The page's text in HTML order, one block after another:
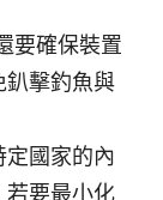
要確保裝置
釟擊釣魚與
國家的內
若要最小化